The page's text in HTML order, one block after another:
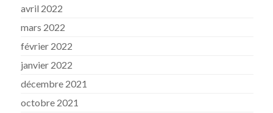
avril 2022
mars 2022
février 2022
janvier 2022
décembre 2021
octobre 2021